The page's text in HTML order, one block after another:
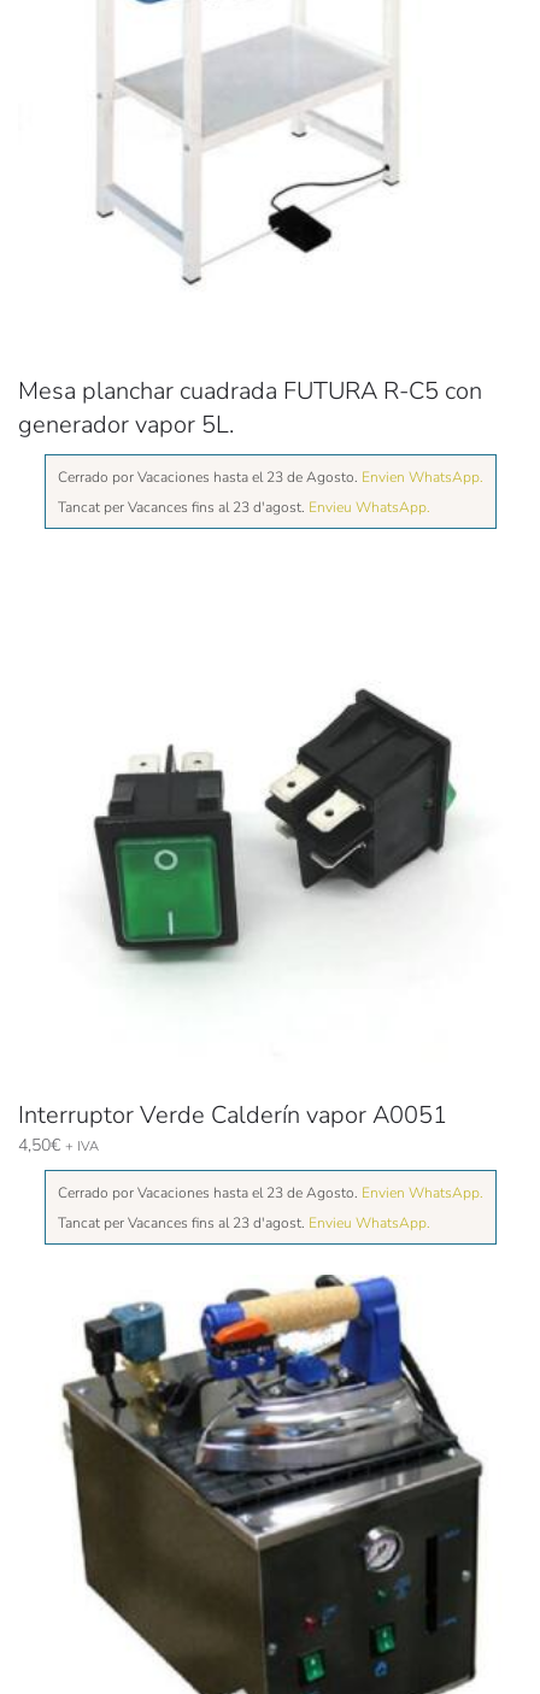
Mesa planchar cuadrada FUTURA R-C5 con
generador vapor 5L.
Cerrado por Vacaciones hasta el 23 de Agosto. Envien WhatsApp.
Tancat per Vacances fins al 23 d'agost. Envieu WhatsApp.
Interruptor Verde Calderín vapor A0051
4,50€ + IVA
Cerrado por Vacaciones hasta el 23 de Agosto. Envien WhatsApp.
Tancat per Vacances fins al 23 d'agost. Envieu WhatsApp.